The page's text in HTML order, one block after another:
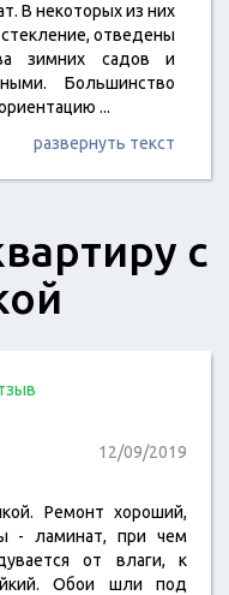
В некоторых из них
отведены
зимних садов и
Большинство
...
развернуть текст
с
12/09/2019
Ремонт хороший,
- ламинат, при чем
от влаги, к
Обои шли под